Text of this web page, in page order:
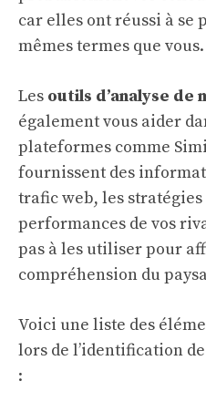
car elles ont réussi à se
mêmes termes que vous.
Les outils d’analyse de
également vous aider
plateformes comme
fournissent des
trafic web, les
performances de vos
pas à les utiliser pour
compréhension du
Voici une liste des
lors de l’identification
: